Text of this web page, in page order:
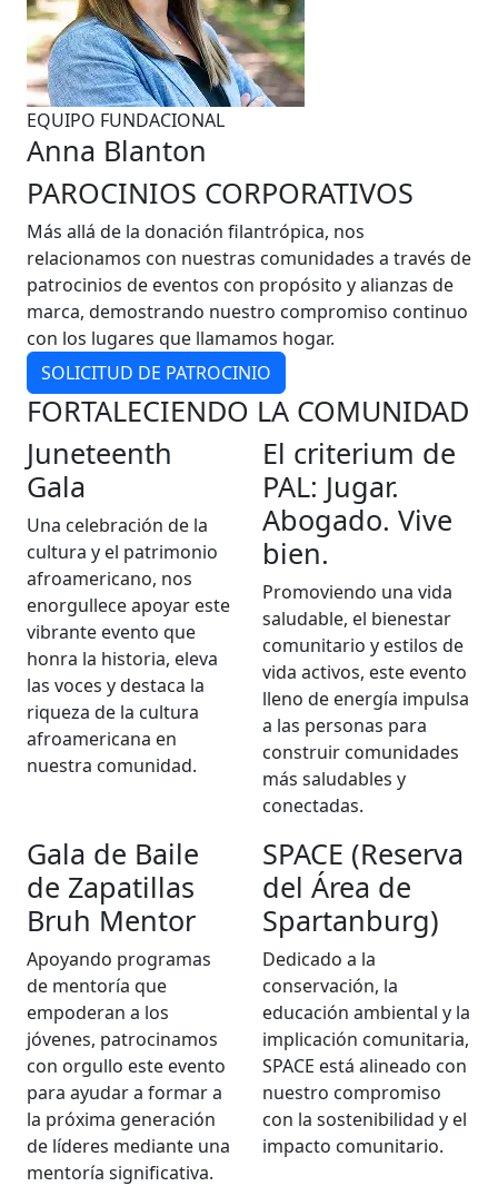
EQUIPO FUNDACIONAL
Anna Blanton
PAROCINIOS CORPORATIVOS
Más allá de la donación filantrópica, nos
relacionamos con nuestras comunidades a través de
patrocinios de eventos con propósito y alianzas de
marca, demostrando nuestro compromiso continuo
con los lugares que llamamos hogar.
SOLICITUD DE PATROCINIO
FORTALECIENDO LA COMUNIDAD
Juneteenth
Gala
Una celebración de la
cultura y el patrimonio
afroamericano, nos
enorgullece apoyar este
vibrante evento que
honra la historia, eleva
las voces y destaca la
riqueza de la cultura
afroamericana en
nuestra comunidad.
El criterium de
PAL: Jugar.
Abogado. Vive
bien.
Promoviendo una vida
saludable, el bienestar
comunitario y estilos de
vida activos, este evento
lleno de energía impulsa
a las personas para
construir comunidades
más saludables y
conectadas.
Gala de Baile
de Zapatillas
Bruh Mentor
Apoyando programas
de mentoría que
empoderan a los
jóvenes, patrocinamos
con orgullo este evento
para ayudar a formar a
la próxima generación
de líderes mediante una
mentoría significativa.
SPACE (Reserva
del Área de
Spartanburg)
Dedicado a la
conservación, la
educación ambiental y la
implicación comunitaria,
SPACE está alineado con
nuestro compromiso
con la sostenibilidad y el
impacto comunitario.